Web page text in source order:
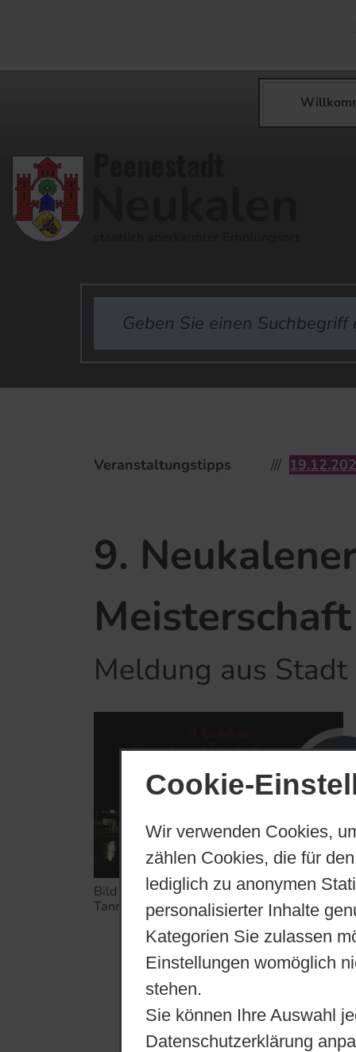
Cookie-
Wir verwenden Cookies,
zählen Cookies, die für
lediglich zu anonymen
personalisierter Inhalte
Kategorien Sie zulassen
Einstellungen womöglich
stehen.
Sie können Ihre Auswahl
Datenschutzerklärung
Veranstaltungstipps 19.​12.​2026 2.
9.
Meisterschaft
Meldung aus
Bild zur Meldung: 9. Neukalener
Tannenbaum - Weitwurf – Meisterschaft